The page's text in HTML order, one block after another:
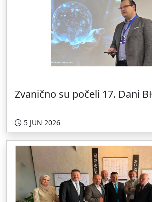
Zvanično su počeli 17. Dani
5 JUN 2026